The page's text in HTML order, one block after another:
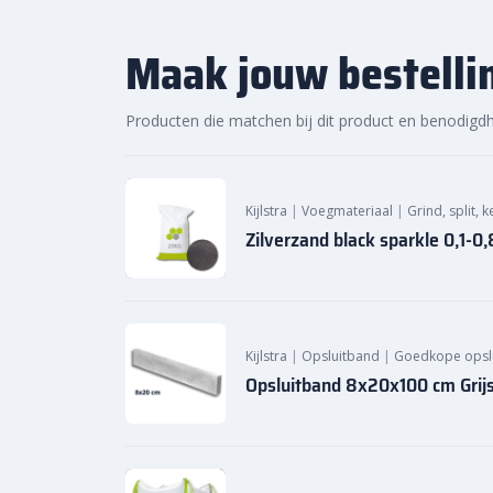
Maak jouw
Producten die matchen bij dit product en
Kijlstra | Voegmateriaal | Grind, split,
Zilverzand black sparkle 0,1-
Kijlstra | Opsluitband | Goedkope
Opsluitband 8x20x100 cm